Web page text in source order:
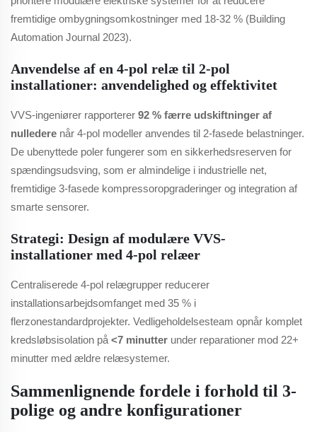
fremtidige ombygningsomkostninger med 18-32 % (Building
Automation Journal 2023).
Anvendelse af en 4-pol relæ til 2-pol
installationer: anvendelighed og effektivitet
VVS-ingeniører rapporterer 92 % færre udskiftninger af
nulledere når 4-pol modeller anvendes til 2-fasede belastninger.
De ubenyttede poler fungerer som en sikkerhedsreserven for
spændingsudsving, som er almindelige i industrielle net,
fremtidige 3-fasede kompressoropgraderinger og integration af
smarte sensorer.
Strategi: Design af modulære VVS-
installationer med 4-pol relæer
Centraliserede 4-pol relægrupper reducerer
installationsarbejdsomfanget med 35 % i
flerzonestandardprojekter. Vedligeholdelsesteam opnår komplet
kredsløbsisolation på <7 minutter under reparationer mod 22+
minutter med ældre relæsystemer.
Sammenlignende fordele i forhold til 3-
polige og andre konfigurationer